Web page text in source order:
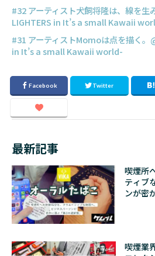
#32 アーティスト犬飼将隆は、線を生
LIGHTERS in It’s a small Kawaii
#31 アーティストMomoは点を描く。
in It’s a small Kawaii world-
最新記事
喫煙所
ティブ
ンが密
喫煙業